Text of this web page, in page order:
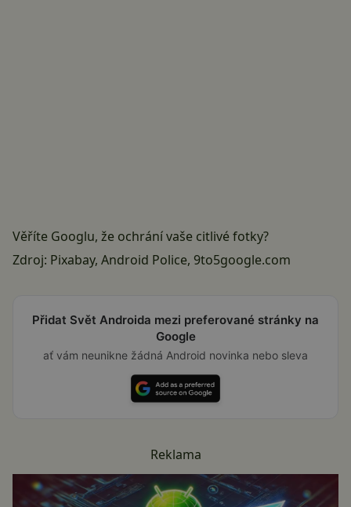
Věříte Googlu, že ochrání vaše citlivé fotky?
Zdroj: Pixabay, Android Police, 9to5google.com
Přidat Svět Androida mezi preferované stránky na
Google
ať vám neunikne žádná Android novinka nebo sleva
Reklama